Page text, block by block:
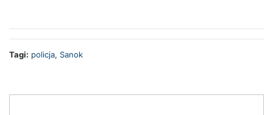
Tagi: policja, Sanok